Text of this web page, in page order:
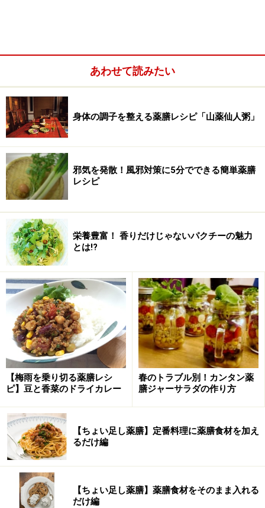
冬瓜の各パーツにもいろいろ特長があるのがわかったで
しょうか？では次のページで、具体的な冬瓜の調理法に
参りましょう。皮はきんぴら、ワタは味噌汁、果肉はあ
んかけにと、大変身です！
い。
※当サイトにおける医師・医療従事者等による情報の提供は、診
断・治療行為ではありません。診断・治療を必要とする方は、適
切な医療機関での受診をおすすめいたします。記事内容は執筆者
個人の見解によるものであり、全ての方への有効性を保証するも
かなる損害についても、当社、各ガイド、その他当社と契約した
情報提供者は一切の責任を負いかねます。
免責事項
次のページへ
あわせて読みたい
身体の調子を整える薬膳レシピ「山薬仙人粥」
邪気を発散！風邪対策に5分でできる簡単薬膳
レシピ
栄養豊富！ 香りだけじゃないパクチーの魅力
とは!?
【梅雨を乗り切る薬膳レシ
ピ】豆と香菜のドライカレー
春のトラブル別！カンタン薬
膳ジャーサラダの作り方
【ちょい足し薬膳】定番料理に薬膳食材を加え
るだけ編
【ちょい足し薬膳】薬膳食材をそのまま入れる
だけ編